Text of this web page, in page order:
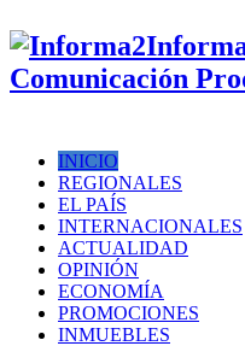
Comunicación
INICIO
REGIONALES
EL PAÍS
INTERNACIONALES
ACTUALIDAD
OPINIÓN
ECONOMÍA
PROMOCIONES
INMUEBLES